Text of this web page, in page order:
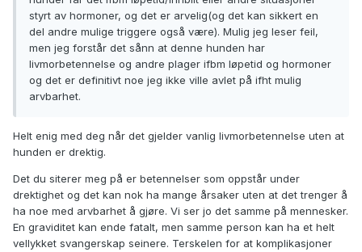
styrt av hormoner, og det er arvelig(og det kan sikkert en
del andre mulige triggere også være). Mulig jeg leser feil,
men jeg forstår det sånn at denne hunden har
livmorbetennelse og andre plager ifbm løpetid og hormoner
og det er definitivt noe jeg ikke ville avlet på ifht mulig
arvbarhet.
Helt enig med deg når det gjelder vanlig livmorbetennelse uten at
hunden er drektig.
Det du siterer meg på er betennelser som oppstår under
drektighet og det kan nok ha mange årsaker uten at det trenger å
ha noe med arvbarhet å gjøre. Vi ser jo det samme på mennesker.
En graviditet kan ende fatalt, men samme person kan ha et helt
vellykket svangerskap seinere. Terskelen for at komplikasjoner